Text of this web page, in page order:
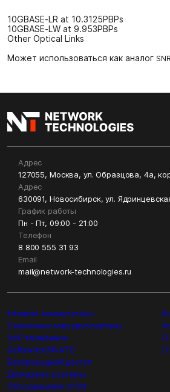
10GBASE-LR at 10.3125PBPs
10GBASE-LW at 9.953PBPs
Other Optical Links
Может использоваться как аналог
Адрес
127055, Москва, ул. Образцова, 4а,
Адрес
630091, Новосибирск, ул.
График работы
Пн - Пт, 09:00 - 21:00
Телефон
8 800 555 31 93
Email
mail@network-technologies.ru
Ethernet коммутаторы
Сервисные маршрутизаторы
VoIP телефония
Softswitch/IP-ATC
Беспроводной доступ
Домашние роутеры
Оборудование xPON
О